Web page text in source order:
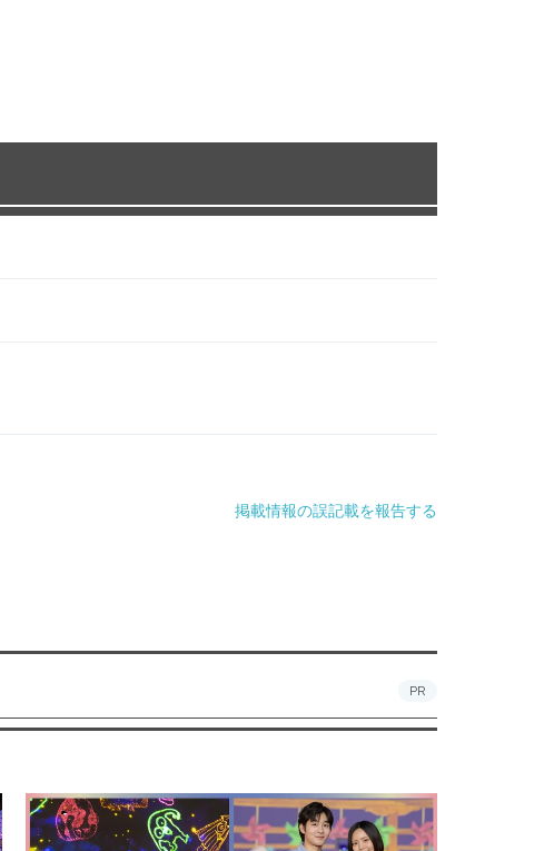
掲載情報の誤記載を報告する
PR